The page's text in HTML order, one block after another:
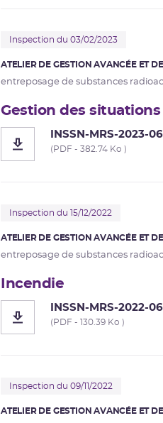
Inspection du 03/02/2023
ATELIER DE GESTION AVANCÉE ET
entreposage de substances
Gestion des
INSSN-MRS-2023-
(PDF - 382.74 Ko )
Inspection du 15/12/2022
ATELIER DE GESTION AVANCÉE ET
entreposage de substances
Incendie
INSSN-MRS-2022-
(PDF - 130.39 Ko )
Inspection du 09/11/2022
ATELIER DE GESTION AVANCÉE ET